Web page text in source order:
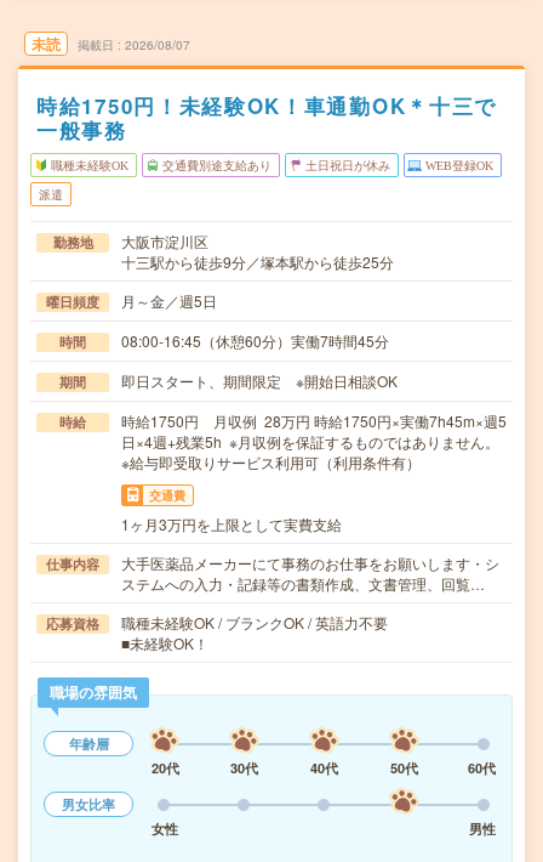
未読 掲載日 2026/08/07
時給1750円！未経験OK！車通勤OK＊十三で
一般事務
職種未経験OK 交通費別途支給あり 土日祝日が休み WEB登録OK
派遣
勤務地
大阪市淀川区
十三駅から徒歩9分／塚本駅から徒歩25分
曜日頻度 月～金／週5日
時間 08:00-16:45（休憩60分）実働7時間45分
期間 即日スタート、期間限定 ※開始日相談OK
時給
時給1750円 月収例 28万円 時給1750円×実働7h45m×週5
日×4週+残業5h ※月収例を保証するものではありません。
※給与即受取りサービス利用可（利用条件有）
交通費
1ヶ月3万円を上限として実費支給
仕事内容
大手医薬品メーカーにて事務のお仕事をお願いします・シ
ステムへの入力・記録等の書類作成、文書管理、回覧…
応募資格
職種未経験OK / ブランクOK / 英語力不要
■未経験OK！
職場の雰囲気
年齢層
20代
30代 40代 50代
60代
男女比率
女性
男性